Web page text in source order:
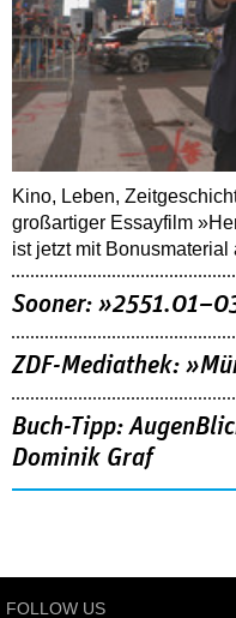
Kino, Leben,
großartiger Essayfilm
ist jetzt mit
Sooner:
ZDF-Mediathek:
Buch-Tipp:
Dominik Graf
FOLLOW US